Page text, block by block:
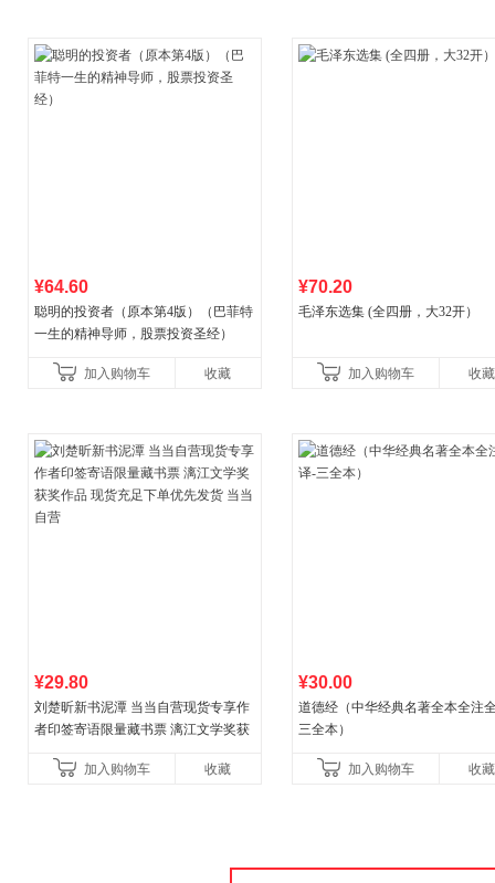
¥64.60
聪明的投资者（原本第4版）（巴菲特
一生的精神导师，股票投资圣经）
加入购物车 收藏
¥70.20
毛泽东选集 (全四册，大32开）
加入购物车 收藏
¥29.80
刘楚昕新书泥潭 当当自营现货专享作
者印签寄语限量藏书票 漓江文学奖获
加入购物车 收藏
¥30.00
道德经（中华经典名著全本全注
三全本）
加入购物车 收藏